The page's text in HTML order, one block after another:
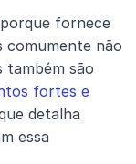
fornece
comumente não
também são
fortes e
detalha
essa